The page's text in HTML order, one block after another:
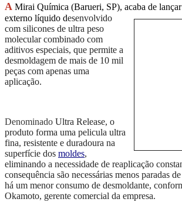
A Mirai Química (Barueri, SP), acaba de
externo líquido desenvolvido
com silicones de ultra peso
molecular combinado com
aditivos especiais, que permite a
desmoldagem de mais de 10 mil
peças com apenas uma
aplicação.
Denominado Ultra Release, o
produto forma uma pelicula ultra
fina, resistente e duradoura na
superfície dos moldes,
eliminando a necessidade de reaplicação
consequência são necessárias menos paradas de
há um menor consumo de desmoldante,
Okamoto, gerente comercial da empresa.